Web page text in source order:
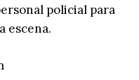
policial para
escena.